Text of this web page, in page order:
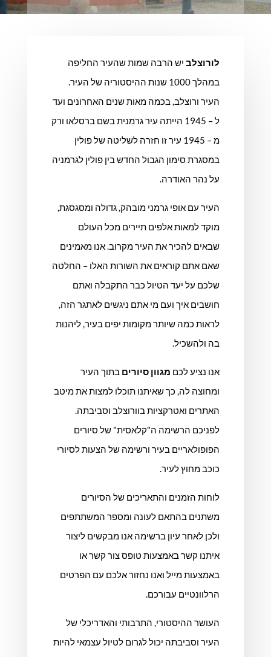
לורוצלביש הרבה שמות שהעיר החליפה
במהלך 1000 שנות ההיסטוריה של העיר.
העיר ורוצלב, בכמה מאות שנים האחרונים ועד
ל – 1945 הייתה עיר גרמנית בשם ברסלאו ורק
מ – 1945 עיר זו חזרה לשליטה של פולין
במסגרת סימון הגבול החדש בין פולין לגרמניה
על נהר האודרה.
העיר עם אופי גרמני מובהק, גדולה ומסגסגת,
מוקד למאות אלפים תיירים מכל העולם
שבאים להכיר את העיר מקרוב. אנו מאמינים
שאם אתם קוראים את השורות האלו – החלטה
שלכם על יעד הטיול כבר התקבלה ואתם
חושבים איך ועם מי אתם ניגשים לאתגר הזה,
לראות כמה שיותר מקומות יפים בעיר, ליהנות
בה ולהשכיל.
אנו נציע לכם מגוון סיורים בתוך העיר
ומחוצה לה, כך שאיתנו תוכלו למצות את מיטב
האתרים ואטרקציות בוורוצלב וסביבתה.
לפניכם הרשימה ה"קלאסית" של סיורים
הפופולאריים בעיר ורשימה של הצעות לסיורי
כוכב מחוץ לעיר.
לוחות הזמנים והתאריכים של הסיורים
משתנים בהתאם לעונה ומספר המשתתפים
ולכן לאחר עיון ברשימה אנו מבקשים ליצור
איתנו קשר באמצעות טופס צור קשר או
באמצעות מייל ואנו נחזור אלכם עם הפרטים
הרלוונטיים עבורכם.
העושר ההיסטורי, התרבותי והאדריכלי של
העיר וסביבתה יכול לגרום לטיול עצמאי להיות